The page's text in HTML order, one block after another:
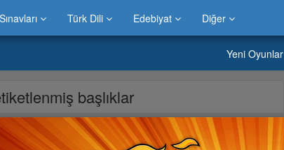
Türk Dili Edebiyat Diğer
Yeni Oyunlar
başlıklar